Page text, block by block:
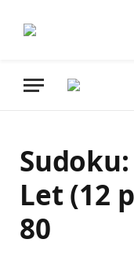
Let (12
80